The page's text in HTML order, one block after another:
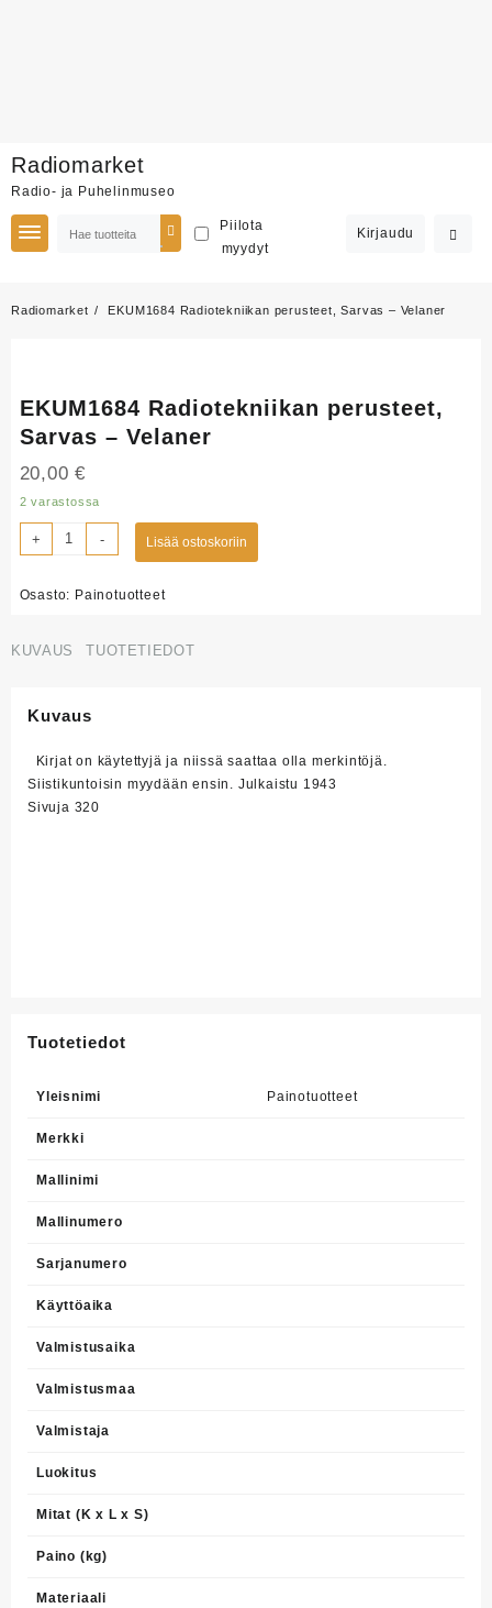
content
Radiomarket
Radio- ja Puhelinmuseo
Piilota
myydyt
Kirjaudu
Radiomarket EKUM1684 Radiotekniikan perusteet, Sarvas – Velaner
EKUM1684 Radiotekniikan perusteet,
Sarvas – Velaner
20,00€
2 varastossa
+
EKUM1684
Radiotekniikan
Sarvas
Velaner
- Lisää ostoskoriin
Osasto: Painotuotteet
KUVAUS TUOTETIEDOT
Kuvaus
Kirjat on käytettyjä ja niissä saattaa olla merkintöjä.
Siistikuntoisin myydään ensin. Julkaistu 1943
Sivuja 320
Tuotetiedot
Yleisnimi Painotuotteet
Merkki
Mallinimi
Mallinumero
Sarjanumero
Käyttöaika
Valmistusaika
Valmistusmaa
Valmistaja
Luokitus
Mitat (K x L x S)
Paino (kg)
Materiaali